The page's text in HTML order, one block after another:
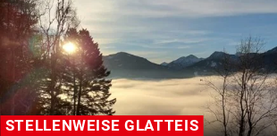
STELLENWEISE GLATTEIS